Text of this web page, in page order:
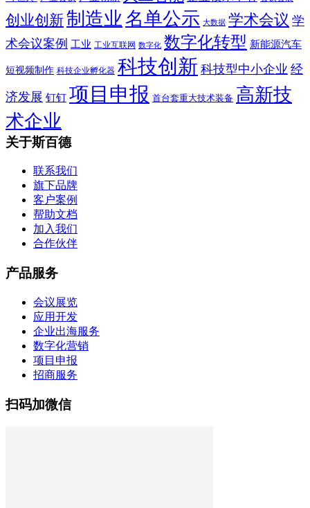
创业创新制造业 名单公示 大数据 学术会议 学
术会议案例 工业 工业互联网 数字化 数字化转型 新能源汽车
短视频制作 科技企业孵化器 科技创新 科技型中小企业 经
济发展 钉钉 项目申报 首台套重大技术装备 高新技
术企业
关于斯百德
联系我们
旗下品牌
客户案例
帮助文档
加入我们
合作伙伴
产品服务
会议展览
应用开发
企业出海服务
数字化营销
项目申报
招商服务
扫码加微信